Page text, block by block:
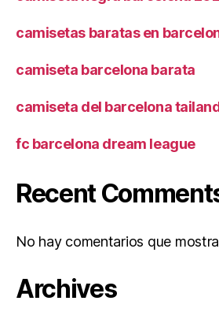
camisetas baratas en
camiseta barcelona barata
camiseta del barcelona
fc barcelona dream league
Recent
No hay comentarios que
Archives